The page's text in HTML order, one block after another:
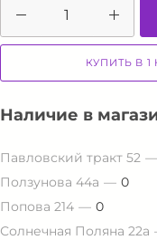
КУПИТЬ В 1
Наличие в
Павловский тракт 52
Ползунова 44а
0
Попова 214
0
Солнечная Поляна 22а